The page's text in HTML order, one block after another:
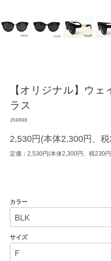
【オリジナル】ウ
ラス
JS9898
2,530円(本体2,300円、
定価：2,530円(本体2,300円、税230
カラー
サイズ